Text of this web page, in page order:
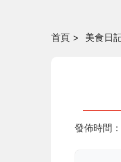
首頁 > 美食日
發佈時間：